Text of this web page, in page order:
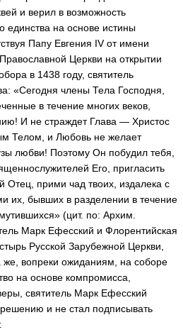
и верил в возможность
единства на основе истины
Папу Евгения IV от имени
Церкви на открытии
в 1438 году, святитель
«Сегодня члены Тела Господня,
в течение многих веков,
И не страждет Глава — Христос
Телом, и Любовь не желает
любви! Поэтому Он побудил тебя,
Его, пригласить
прими чад твоих, издалека с
их, бывших в разделении в течение
(цит. по: Архим.
Марк Ефесский и Флорентийская
Русской Зарубежной Церкви,
же, вопреки ожиданиям, на соборе
на основе компромисса,
святитель Марк Ефесский
и не стал подписывать